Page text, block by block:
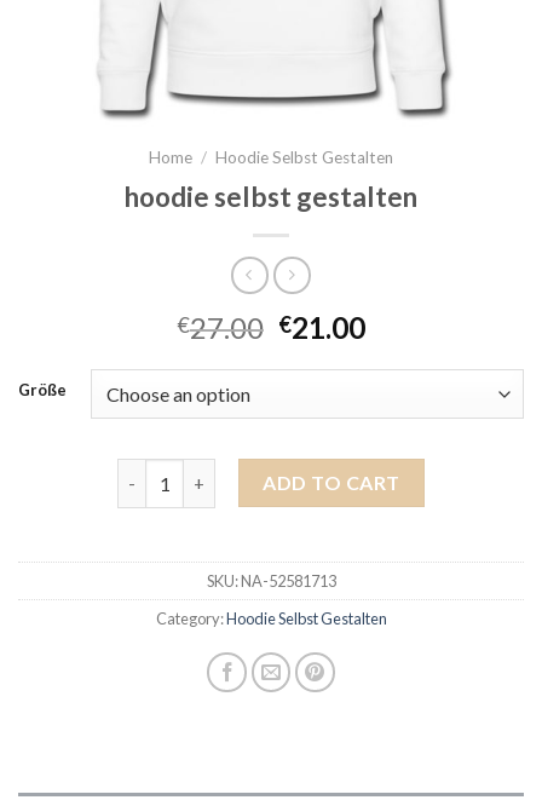
Home / Hoodie Selbst Gestalten
hoodie selbst gestalten
€27.00 €21.00
Größe
hoodie selbst gestalten quantity
ADD TO CART
SKU:NA-52581713
Category:Hoodie Selbst Gestalten